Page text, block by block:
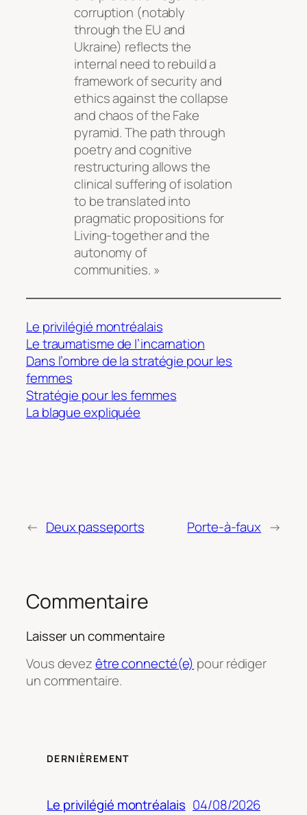
corruption (notably
through the EU and
Ukraine) reflects the
internal need to rebuild a
framework of security and
ethics against the collapse
and chaos of the Fake
pyramid. The path through
poetry and cognitive
restructuring allows the
clinical suffering of isolation
to be translated into
pragmatic propositions for
Living-together and the
autonomy of
communities. »
Le privilégié montréalais
Le traumatisme de l’incarnation
Dans l’ombre de la stratégie pour les
femmes
Stratégie pour les femmes
La blague expliquée
← Deux passeports Porte-à-faux →
Commentaire
Laisser un commentaire
Vous devezêtre connecté(e) pour rédiger
un commentaire.
DERNIÈREMENT
Le privilégié montréalais 04/08/2026